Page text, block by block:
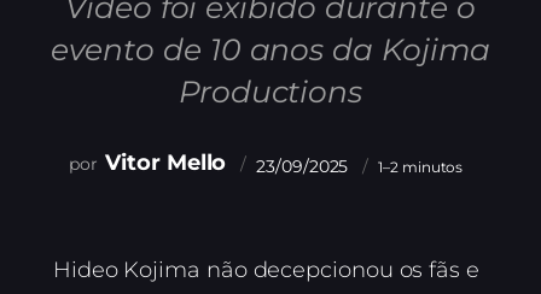
Vídeo foi exibido durante o
evento de 10 anos da Kojima
Productions
Vitor Mello 23/09/2025 1–2 minutos
Hideo Kojima não decepcionou os fãs e